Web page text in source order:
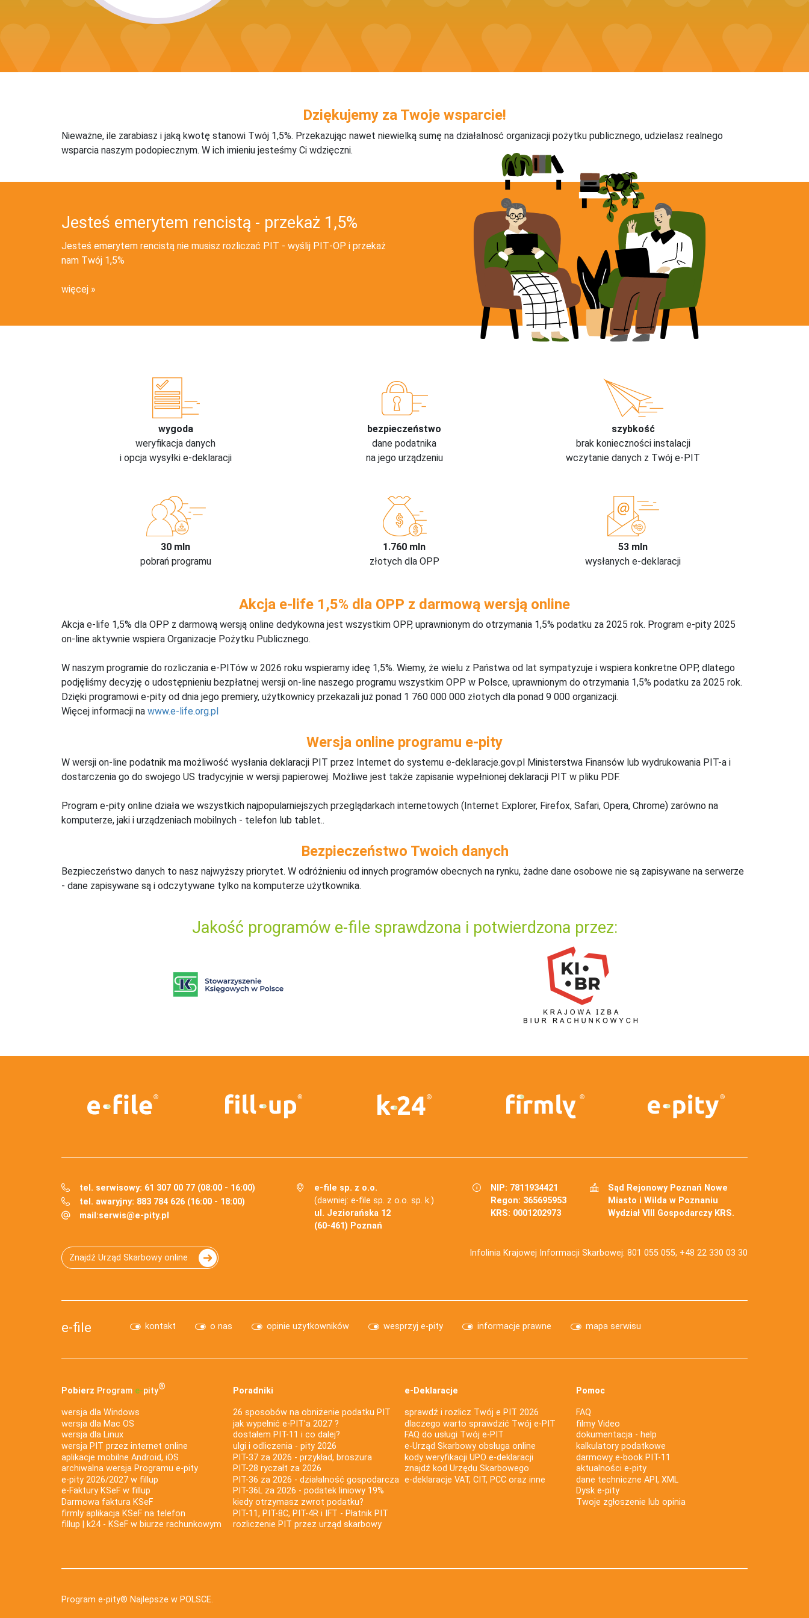
Dziękujemy za Twoje wsparcie!
Nieważne, ile zarabiasz i jaką kwotę stanowi Twój 1,5%. Przekazując nawet niewielką sumę na działalnosć organizacji pożytku publicznego, udzielasz realnego
wsparcia naszym podopiecznym. W ich imieniu jesteśmy Ci wdzięczni.
Jesteś emerytem rencistą - przekaż 1,5%
Jesteś emerytem rencistą nie musisz rozliczać PIT - wyślij PIT‑OP i przekaż
nam Twój 1,5%
więcej
wygoda
weryfikacja danych
i opcja wysyłki e-deklaracji
bezpieczeństwo
dane podatnika
na jego urządzeniu
szybkość
brak konieczności instalacji
wczytanie danych z Twój e-PIT
30 mln
pobrań programu
1.760 mln
złotych dla OPP
53 mln
wysłanych e-deklaracji
Akcja e-life 1,5% dla OPP z darmową wersją online
Akcja e-life 1,5% dla OPP z darmową wersją online dedykowna jest wszystkim OPP, uprawnionym do otrzymania 1,5% podatku za 2025 rok. Program e-pity 2025
on-line aktywnie wspiera Organizacje Pożytku Publicznego.
W naszym programie do rozliczania e-PITów w 2026 roku wspieramy ideę 1,5%. Wiemy, że wielu z Państwa od lat sympatyzuje i wspiera konkretne OPP, dlatego
podjęliśmy decyzję o udostępnieniu bezpłatnej wersji on-line naszego programu wszystkim OPP w Polsce, uprawnionym do otrzymania 1,5% podatku za 2025 rok.
Dzięki programowi e-pity od dnia jego premiery, użytkownicy przekazali już ponad 1 760 000 000 złotych dla ponad 9 000 organizacji.
Więcej informacji na www.e-life.org.pl
Wersja online programu e-pity
W wersji on-line podatnik ma możliwość wysłania deklaracji PIT przez Internet do systemu e-deklaracje.gov.pl Ministerstwa Finansów lub wydrukowania PIT-a i
dostarczenia go do swojego US tradycyjnie w wersji papierowej. Możliwe jest także zapisanie wypełnionej deklaracji PIT w pliku PDF.
Program e-pity online działa we wszystkich najpopularniejszych przeglądarkach internetowych (Internet Explorer, Firefox, Safari, Opera, Chrome) zarówno na
komputerze, jaki i urządzeniach mobilnych - telefon lub tablet..
Bezpieczeństwo Twoich danych
Bezpieczeństwo danych to nasz najwyższy priorytet. W odróżnieniu od innych programów obecnych na rynku, żadne dane osobowe nie są zapisywane na serwerze
- dane zapisywane są i odczytywane tylko na komputerze użytkownika.
Jakość programów e-file sprawdzona i potwierdzona przez:
tel. serwisowy: 61 307 00 77 (08:00 - 16:00)
tel. awaryjny: 883 784 626 (16:00 - 18:00)
mail:serwis@e-pity.pl
e-file sp. z o.o.
(dawniej: e-file sp. z o.o. sp. k.)
ul. Jeziorańska 12
(60-461) Poznań
NIP: 7811934421
Regon: 365695953
KRS: 0001202973
Sąd Rejonowy Poznań Nowe
Miasto i Wilda w Poznaniu
Wydział VIII Gospodarczy KRS.
Znajdź Urząd Skarbowy online Infolinia Krajowej Informacji Skarbowej: 801 055 055, +48 22 330 03 30
e-file kontakt o nas opinie użytkowników wesprzyj e-pity informacje prawne mapa serwisu
Pobierz Program e‑pity®
wersja dla Windows
wersja dla Mac OS
wersja dla Linux
wersja PIT przez internet online
aplikacje mobilne Android, iOS
archiwalna wersja Programu e-pity
e-pity 2026/2027 w fillup
e‑Faktury KSeF w fillup
Darmowa faktura KSeF
firmly aplikacja KSeF na telefon
fillup | k24 - KSeF w biurze rachunkowym
Poradniki
26 sposobów na obniżenie podatku PIT
jak wypełnić e-PIT'a 2027 ?
dostałem PIT-11 i co dalej?
ulgi i odliczenia - pity 2026
PIT-37 za 2026 - przykład, broszura
PIT-28 ryczałt za 2026
PIT-36 za 2026 - działalność gospodarcza
PIT-36L za 2026 - podatek liniowy 19%
kiedy otrzymasz zwrot podatku?
PIT-11, PIT-8C, PIT-4R i IFT - Płatnik PIT
rozliczenie PIT przez urząd skarbowy
e-Deklaracje
sprawdź i rozlicz Twój e PIT 2026
dlaczego warto sprawdzić Twój e-PIT
FAQ do usługi Twój e-PIT
e-Urząd Skarbowy obsługa online
kody weryfikacji UPO e-deklaracji
znajdź kod Urzędu Skarbowego
e-deklaracje VAT, CIT, PCC oraz inne
Pomoc
FAQ
filmy Video
dokumentacja - help
kalkulatory podatkowe
darmowy e-book PIT-11
aktualności e-pity
dane techniczne API, XML
Dysk e-pity
Twoje zgłoszenie lub opinia
Program e-pity® Najlepsze w POLSCE.